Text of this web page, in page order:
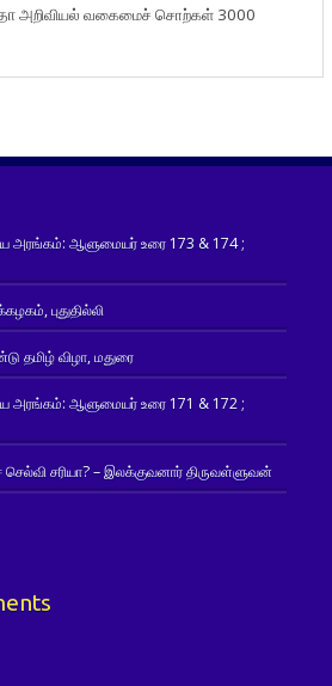
அறிவியல் வகைமைச் சொற்கள் 3000
அரங்கம்: ஆளுமையர் உரை 173 & 174 ;
புதுதில்லி
தமிழ் விழா, மதுரை
அரங்கம்: ஆளுமையர் உரை 171 & 172 ;
சரியா? – இலக்குவனார் திருவள்ளுவன்